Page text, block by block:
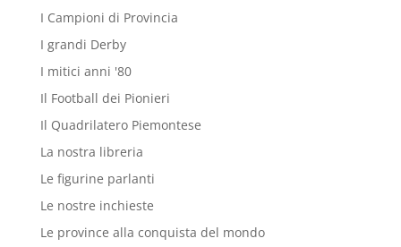
I Campioni di Provincia
I grandi Derby
I mitici anni '80
Il Football dei Pionieri
Il Quadrilatero Piemontese
La nostra libreria
Le figurine parlanti
Le nostre inchieste
Le province alla conquista del mondo